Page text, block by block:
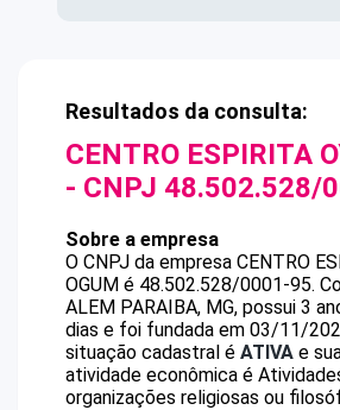
Resultados da consulta:
CENTRO ESPIRITA
- CNPJ 48.502.528/
Sobre a empresa
O CNPJ da empresa CENTRO
OGUM é 48.502.528/0001-95.
ALEM PARAIBA, MG, possui 3
dias e foi fundada em 03/11/
situação cadastral é ATIVA e
atividade econômica é
organizações religiosas ou